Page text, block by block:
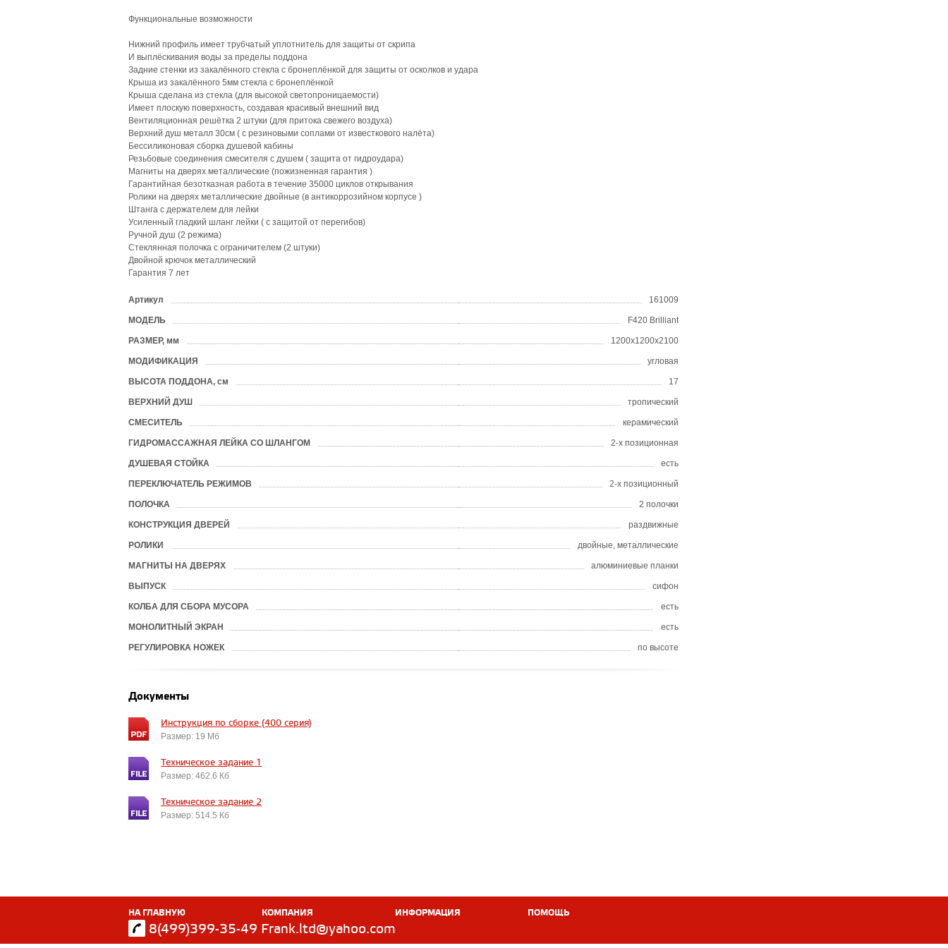
Функциональные возможности
Нижний профиль имеет трубчатый уплотнитель для защиты от скрипа
И выплёскивания воды за пределы поддона
Задние стенки из закалённого стекла с бронеплёнкой для защиты от осколков и удара
Крыша из закалённого 5мм стекла с бронеплёнкой
Крыша сделана из стекла (для высокой светопроницаемости)
Имеет плоскую поверхность, создавая красивый внешний вид
Вентиляционная решётка 2 штуки (для притока свежего воздуха)
Верхний душ металл 30см ( с резиновыми соплами от известкового налёта)
Бессиликоновая сборка душевой кабины
Резьбовые соединения смесителя с душем ( защита от гидроудара)
Магниты на дверях металлические (пожизненная гарантия )
Гарантийная безотказная работа в течение 35000 циклов открывания
Ролики на дверях металлические двойные (в антикоррозийном корпусе )
Штанга с держателем для лейки
Усиленный гладкий шланг лейки ( с защитой от перегибов)
Ручной душ (2 режима)
Стеклянная полочка с ограничителем (2 штуки)
Двойной крючок металлический
Гарантия 7 лет
Артикул 161009
МОДЕЛЬ F420 Brilliant
РАЗМЕР, мм 1200х1200х2100
МОДИФИКАЦИЯ угловая
ВЫСОТА ПОДДОНА, см 17
ВЕРХНИЙ ДУШ тропический
СМЕСИТЕЛЬ керамический
ГИДРОМАССАЖНАЯ ЛЕЙКА СО ШЛАНГОМ 2-х позиционная
ДУШЕВАЯ СТОЙКА есть
ПЕРЕКЛЮЧАТЕЛЬ РЕЖИМОВ 2-х позиционный
ПОЛОЧКА 2 полочки
КОНСТРУКЦИЯ ДВЕРЕЙ раздвижные
РОЛИКИ двойные, металлические
МАГНИТЫ НА ДВЕРЯХ алюминиевые планки
ВЫПУСК сифон
КОЛБА ДЛЯ СБОРА МУСОРА есть
МОНОЛИТНЫЙ ЭКРАН есть
РЕГУЛИРОВКА НОЖЕК по высоте
Документы
Инструкция по сборке (400 серия)
Размер: 19 Мб
Техническое задание 1
Размер: 462.6 Кб
Техническое задание 2
Размер: 514.5 Кб
НА ГЛАВНУЮ КОМПАНИЯ ИНФОРМАЦИЯ ПОМОЩЬ
8(499)399-35-49 Frank.ltd@yahoo.com